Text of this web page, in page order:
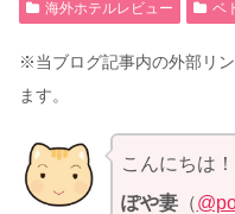
海外ホテルレビュー ベ
※当ブログ記事内の外部リ
ます。
こんにちは！
ぽや妻（